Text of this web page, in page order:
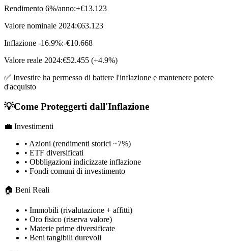
Rendimento 6%/anno:+€13.123
Valore nominale 2024:€63.123
Inflazione -16.9%:-€10.668
Valore reale 2024:€52.455 (+4.9%)
✅ Investire ha permesso di battere l'inflazione e mantenere potere
d'acquisto
💡Come Proteggerti dall'Inflazione
💼 Investimenti
• Azioni (rendimenti storici ~7%)
• ETF diversificati
• Obbligazioni indicizzate inflazione
• Fondi comuni di investimento
🏠 Beni Reali
• Immobili (rivalutazione + affitti)
• Oro fisico (riserva valore)
• Materie prime diversificate
• Beni tangibili durevoli